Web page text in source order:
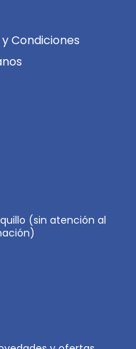
Condiciones
(sin atención al